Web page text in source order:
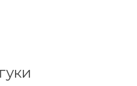
максимального